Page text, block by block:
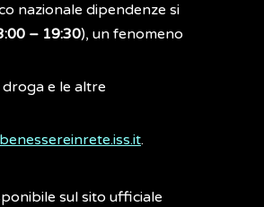
nazionale dipendenze si
– 19:30), un fenomeno
e le altre
benessereinrete.iss.it.
sul sito ufficiale